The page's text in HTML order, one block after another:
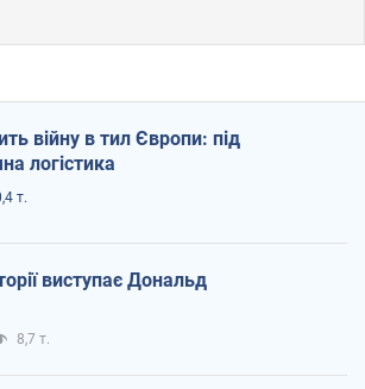
війну в тил Європи: під
логістика
т.
виступає Дональд
8,7 т.